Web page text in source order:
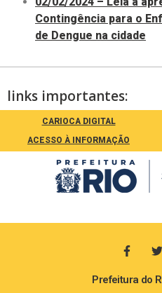
Contingência para o
de Dengue na cidade
links importantes:
CARIOCA DIGITAL
ACESSO À INFORMAÇÃO
Prefeitura do